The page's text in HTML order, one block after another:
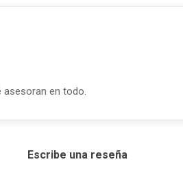
en todo.
Escribe una reseña